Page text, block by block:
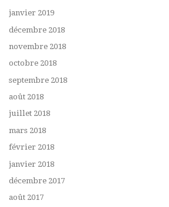
janvier 2019
décembre 2018
novembre 2018
octobre 2018
septembre 2018
août 2018
juillet 2018
mars 2018
février 2018
janvier 2018
décembre 2017
août 2017